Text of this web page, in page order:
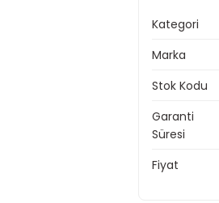
Kategori
Marka
Stok Kodu
Garanti
Süresi
Fiyat